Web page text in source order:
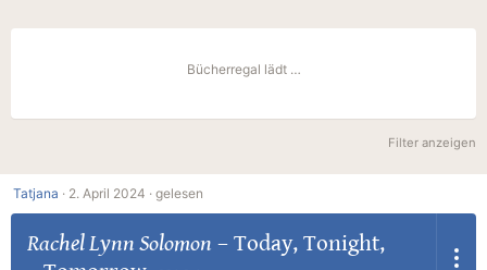
Bücherregal lädt …
Filter anzeigen
Tatjana · 2. April 2024 · gelesen
Rachel Lynn Solomon – Today, Tonight,